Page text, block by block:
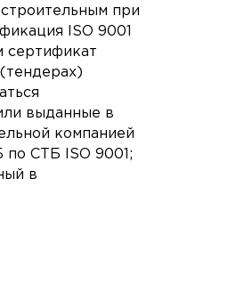
при
ISO 9001
сертификат
выданные в
компанией
по СТБ ISO 9001;
в